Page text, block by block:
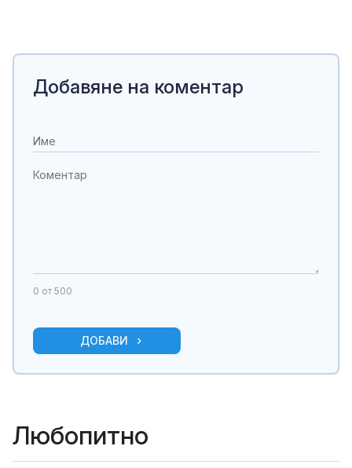
Добавяне на коментар
0 от 500
ДОБАВИ
Любопитно